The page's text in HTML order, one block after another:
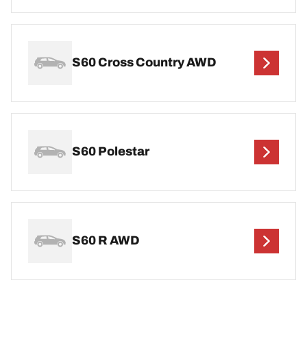
S60 Cross Country AWD
S60 Polestar
S60 R AWD